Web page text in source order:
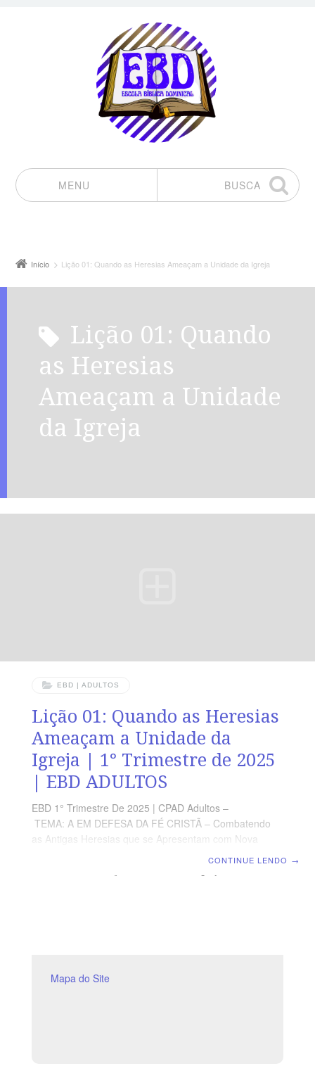
MENU
BUSCA
Início Lição 01: Quando as Heresias Ameaçam a Unidade da Igreja
Lição 01: Quando
as Heresias
Ameaçam a Unidade
da Igreja
EBD | ADULTOS
Lição 01: Quando as Heresias
Ameaçam a Unidade da
Igreja | 1° Trimestre de 2025
| EBD ADULTOS
EBD 1° Trimestre De 2025 | CPAD Adultos –
TEMA: A EM DEFESA DA FÉ CRISTÃ – Combatendo
as Antigas Heresias que se Apresentam com Nova
da doutrina bíblica. LEITURA DIÁRIA Segunda –
CONTINUE LENDO →
Mapa do Site